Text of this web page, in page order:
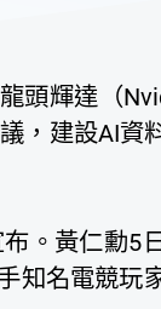
頭輝達（
，建設AI資
。黃仁勳5
知名電競玩